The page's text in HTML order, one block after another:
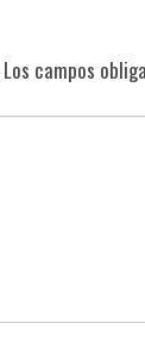
Los campos